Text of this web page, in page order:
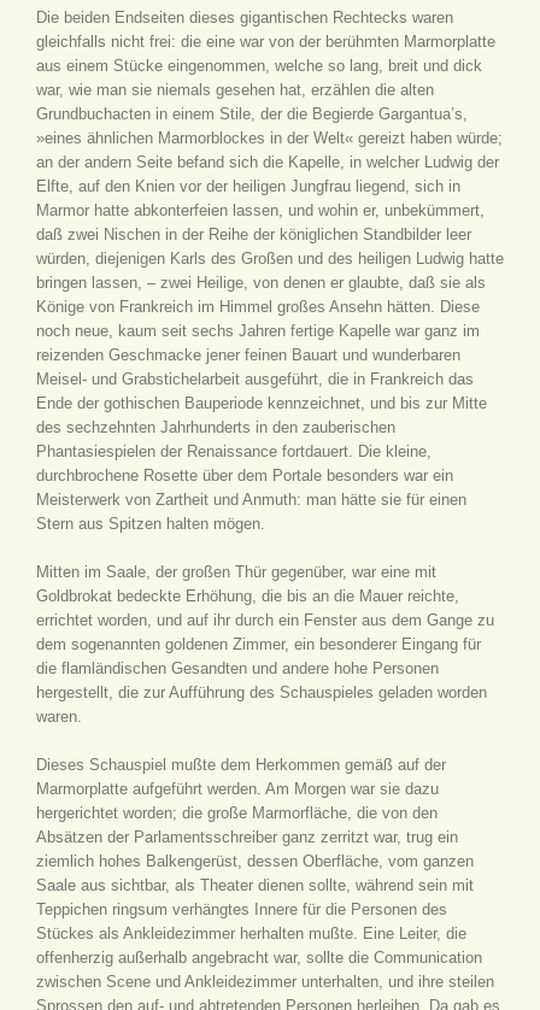
Die beiden Endseiten dieses gigantischen Rechtecks waren
gleichfalls nicht frei: die eine war von der berühmten Marmorplatte
aus einem Stücke eingenommen, welche so lang, breit und dick
war, wie man sie niemals gesehen hat, erzählen die alten
Grundbuchacten in einem Stile, der die Begierde Gargantua’s,
»eines ähnlichen Marmorblockes in der Welt« gereizt haben würde;
an der andern Seite befand sich die Kapelle, in welcher Ludwig der
Elfte, auf den Knien vor der heiligen Jungfrau liegend, sich in
Marmor hatte abkonterfeien lassen, und wohin er, unbekümmert,
daß zwei Nischen in der Reihe der königlichen Standbilder leer
würden, diejenigen Karls des Großen und des heiligen Ludwig hatte
bringen lassen, – zwei Heilige, von denen er glaubte, daß sie als
Könige von Frankreich im Himmel großes Ansehn hätten. Diese
noch neue, kaum seit sechs Jahren fertige Kapelle war ganz im
reizenden Geschmacke jener feinen Bauart und wunderbaren
Meisel- und Grabstichelarbeit ausgeführt, die in Frankreich das
Ende der gothischen Bauperiode kennzeichnet, und bis zur Mitte
des sechzehnten Jahrhunderts in den zauberischen
Phantasiespielen der Renaissance fortdauert. Die kleine,
durchbrochene Rosette über dem Portale besonders war ein
Meisterwerk von Zartheit und Anmuth: man hätte sie für einen
Stern aus Spitzen halten mögen.
Mitten im Saale, der großen Thür gegenüber, war eine mit
Goldbrokat bedeckte Erhöhung, die bis an die Mauer reichte,
errichtet worden, und auf ihr durch ein Fenster aus dem Gange zu
dem sogenannten goldenen Zimmer, ein besonderer Eingang für
die flamländischen Gesandten und andere hohe Personen
hergestellt, die zur Aufführung des Schauspieles geladen worden
waren.
Dieses Schauspiel mußte dem Herkommen gemäß auf der
Marmorplatte aufgeführt werden. Am Morgen war sie dazu
hergerichtet worden; die große Marmorfläche, die von den
Absätzen der Parlamentsschreiber ganz zerritzt war, trug ein
ziemlich hohes Balkengerüst, dessen Oberfläche, vom ganzen
Saale aus sichtbar, als Theater dienen sollte, während sein mit
Teppichen ringsum verhängtes Innere für die Personen des
Stückes als Ankleidezimmer herhalten mußte. Eine Leiter, die
offenherzig außerhalb angebracht war, sollte die Communication
zwischen Scene und Ankleidezimmer unterhalten, und ihre steilen
Sprossen den auf- und abtretenden Personen herleihen. Da gab es